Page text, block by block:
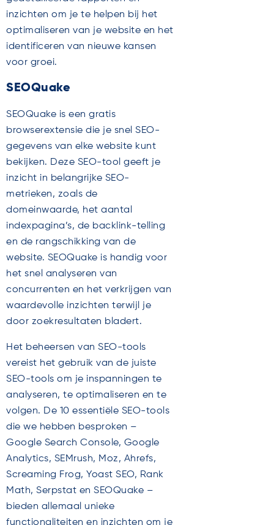
inzichten om je te helpen bij het
optimaliseren van je website en het
identificeren van nieuwe kansen
voor groei.
SEOQuake
SEOQuake is een gratis
browserextensie die je snel SEO-
gegevens van elke website kunt
bekijken. Deze SEO-tool geeft je
inzicht in belangrijke SEO-
metrieken, zoals de
domeinwaarde, het aantal
indexpagina’s, de backlink-telling
en de rangschikking van de
website. SEOQuake is handig voor
het snel analyseren van
concurrenten en het verkrijgen van
waardevolle inzichten terwijl je
door zoekresultaten bladert.
Het beheersen van SEO-tools
vereist het gebruik van de juiste
SEO-tools om je inspanningen te
analyseren, te optimaliseren en te
volgen. De 10 essentiële SEO-tools
die we hebben besproken –
Google Search Console, Google
Analytics, SEMrush, Moz, Ahrefs,
Screaming Frog, Yoast SEO, Rank
Math, Serpstat en SEOQuake –
bieden allemaal unieke
functionaliteiten en inzichten om je